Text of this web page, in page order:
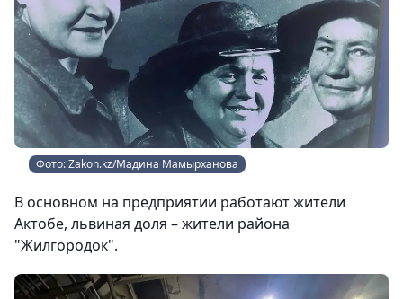
Фото: Zakon.kz/Мадина Мамырханова
В основном на предприятии работают жители
Актобе, львиная доля – жители района
"Жилгородок".